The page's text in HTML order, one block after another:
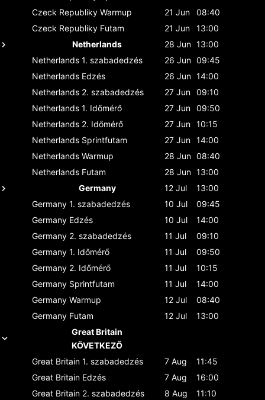
Czeck Republiky Warmup 21 Jun
08:40
Czeck Republiky Futam 21 Jun
13:00
Netherlands
28 Jun 13:00
Netherlands 1. szabadedzés 26 Jun 09:45
Netherlands Edzés 26 Jun 14:00
Netherlands 2. szabadedzés 27 Jun 09:10
Netherlands 1. Időmérő 27 Jun 09:50
Netherlands 2. Időmérő 27 Jun 10:15
Netherlands Sprintfutam 27 Jun 14:00
Netherlands Warmup 28 Jun 08:40
Netherlands Futam 28 Jun 13:00
Germany
12 Jul
13:00
Germany 1. szabadedzés 10 Jul
09:45
Germany Edzés 10 Jul
14:00
Germany 2. szabadedzés 11 Jul
09:10
Germany 1. Időmérő 11 Jul
09:50
Germany 2. Időmérő 11 Jul
10:15
Germany Sprintfutam 11 Jul
14:00
Germany Warmup 12 Jul
08:40
Germany Futam 12 Jul
13:00
Great Britain
KÖVETKEZŐ
Great Britain 1. szabadedzés 7 Aug
11:45
Great Britain Edzés 7 Aug
16:00
Great Britain 2. szabadedzés 8 Aug
11:10